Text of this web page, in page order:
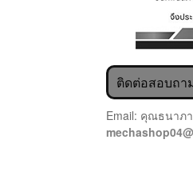
ติดต่อสอบถา
Email: คุณธนาภา